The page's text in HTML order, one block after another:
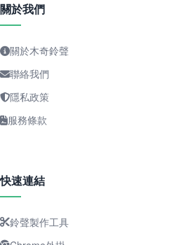
關於我們
關於木奇鈴聲
聯絡我們
隱私政策
服務條款
快速連結
鈴聲製作工具